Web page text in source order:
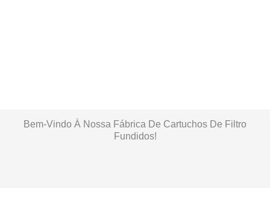
Bem-Vindo À Nossa Fábrica De Cartuchos De Filtro
Fundidos!